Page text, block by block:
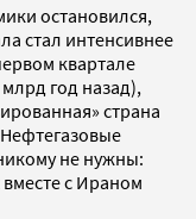
остановился,
стал интенсивнее
квартале
год назад),
страна
не нужны:
с Ираном